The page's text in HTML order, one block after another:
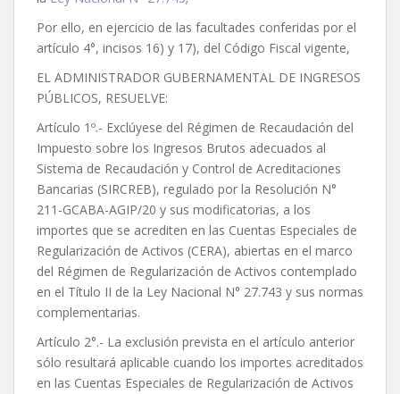
Por ello, en ejercicio de las facultades conferidas por el
artículo 4°, incisos 16) y 17), del Código Fiscal vigente,
EL ADMINISTRADOR GUBERNAMENTAL DE INGRESOS
PÚBLICOS, RESUELVE:
Artículo 1º.- Exclúyese del Régimen de Recaudación del
Impuesto sobre los Ingresos Brutos adecuados al
Sistema de Recaudación y Control de Acreditaciones
Bancarias (SIRCREB), regulado por la Resolución N°
211-GCABA-AGIP/20 y sus modificatorias, a los
importes que se acrediten en las Cuentas Especiales de
Regularización de Activos (CERA), abiertas en el marco
del Régimen de Regularización de Activos contemplado
en el Título II de la Ley Nacional N° 27.743 y sus normas
complementarias.
Artículo 2°.- La exclusión prevista en el artículo anterior
sólo resultará aplicable cuando los importes acreditados
en las Cuentas Especiales de Regularización de Activos